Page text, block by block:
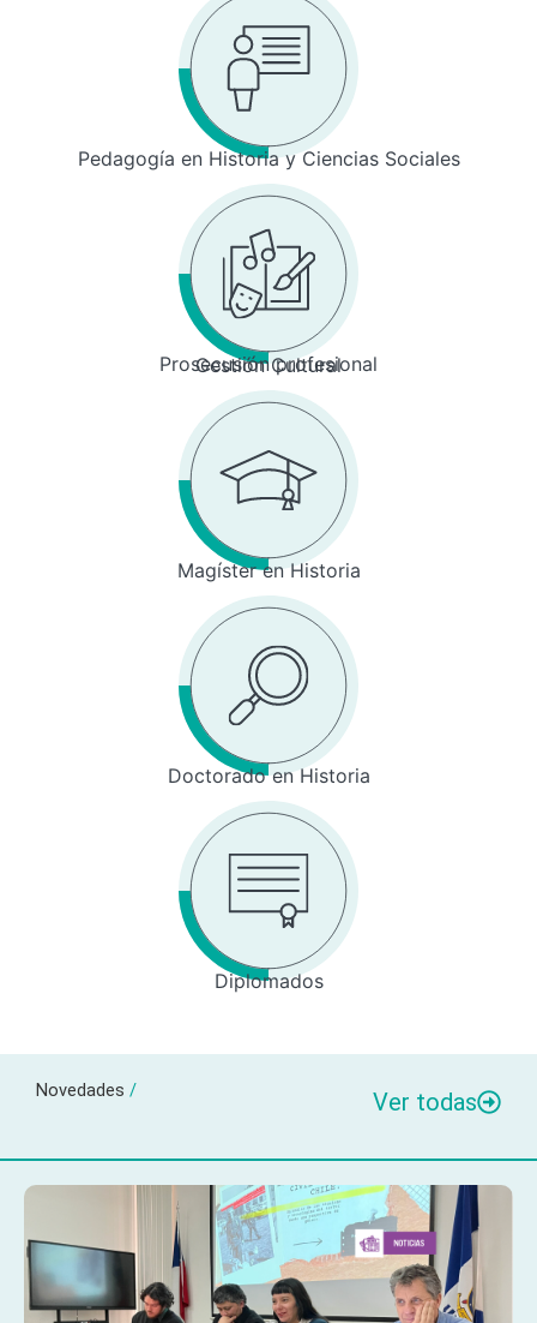
Pedagogía en Historia y Ciencias Sociales
Prosecusión profesional
Gestión Cultural
Magíster en Historia
Doctorado en Historia
Diplomados
Novedades / Ver todas